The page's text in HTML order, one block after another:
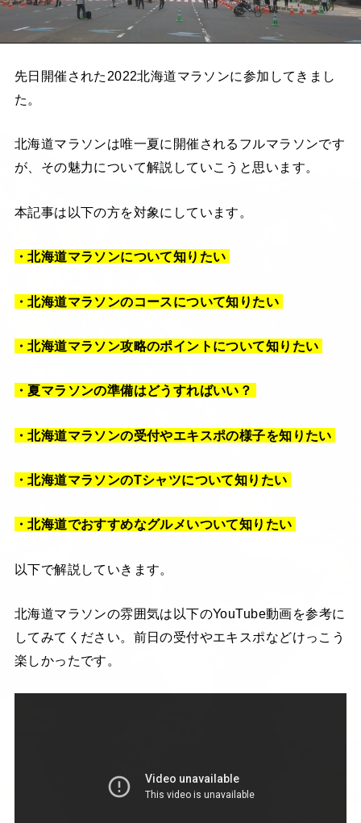
先日開催された2022北海道マラソンに参加してきまし
た。
北海道マラソンは唯一夏に開催されるフルマラソンです
が、その魅力について解説していこうと思います。
本記事は以下の方を対象にしています。
・北海道マラソンについて知りたい
・北海道マラソンのコースについて知りたい
・北海道マラソン攻略のポイントについて知りたい
・夏マラソンの準備はどうすればいい？
・北海道マラソンの受付やエキスポの様子を知りたい
・北海道マラソンのTシャツについて知りたい
・北海道でおすすめなグルメいついて知りたい
以下で解説していきます。
北海道マラソンの雰囲気は以下のYouTube動画を参考に
してみてください。前日の受付やエキスポなどけっこう
楽しかったです。